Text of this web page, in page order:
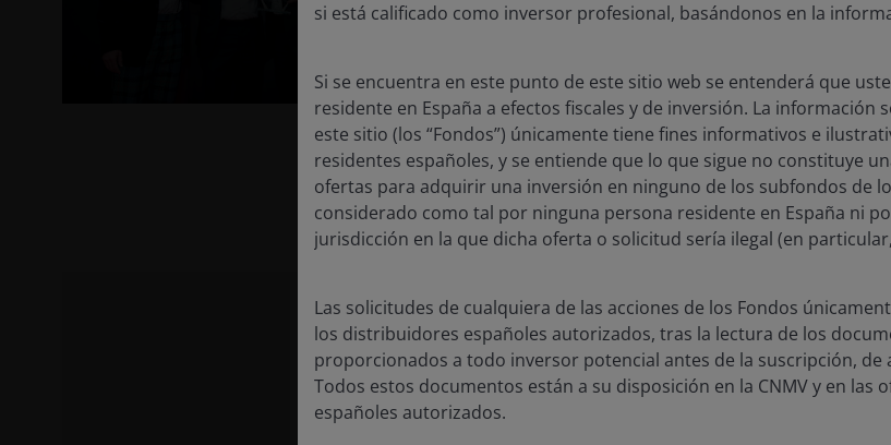
de gestión activa, impulsada por nuestra
conocimientos líderes en el mercado y soluciones
institucionales. Para citar a los jueces: "Esta firma
soluciones líderes de ETF activos de renta fija, y
cribado ASG".
JHI gana el premio Gramercy
11 de diciembre de 2025
Nos entusiasma anunciar que Janus Henderson
de "branding" en los Premios de Marketing de
si está calificado como inversor profesional, basándonos en la
Si se encuentra en este punto de este sitio web se entenderá que
residente en España a efectos fiscales y de inversión. La información
este sitio (los “Fondos”) únicamente tiene fines informativos e
residentes españoles, y se entiende que lo que sigue no constituye
ofertas para adquirir una inversión en ninguno de los subfondos de
considerado como tal por ninguna persona residente en España ni
jurisdicción en la que dicha oferta o solicitud sería ilegal (en
Las solicitudes de cualquiera de las acciones de los Fondos
los distribuidores españoles autorizados, tras la lectura de los
proporcionados a todo inversor potencial antes de la suscripción, de
Todos estos documentos están a su disposición en la CNMV y en las
españoles autorizados.